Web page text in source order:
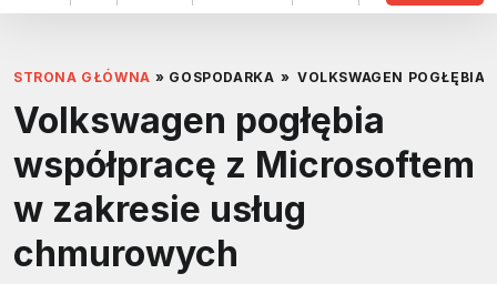
STRONA GŁÓWNA » GOSPODARKA » VOLKSWAGEN POGŁĘBIA
Volkswagen pogłębia
współpracę z Microsoftem
w zakresie usług
chmurowych